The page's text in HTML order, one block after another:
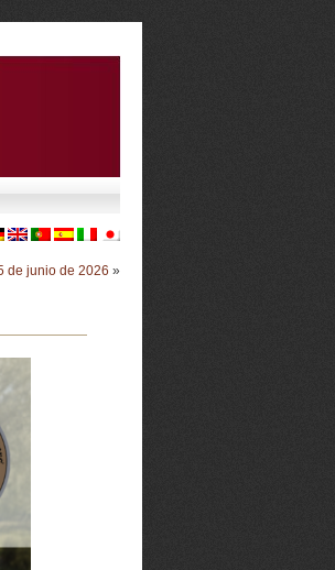
de junio de 2026 »